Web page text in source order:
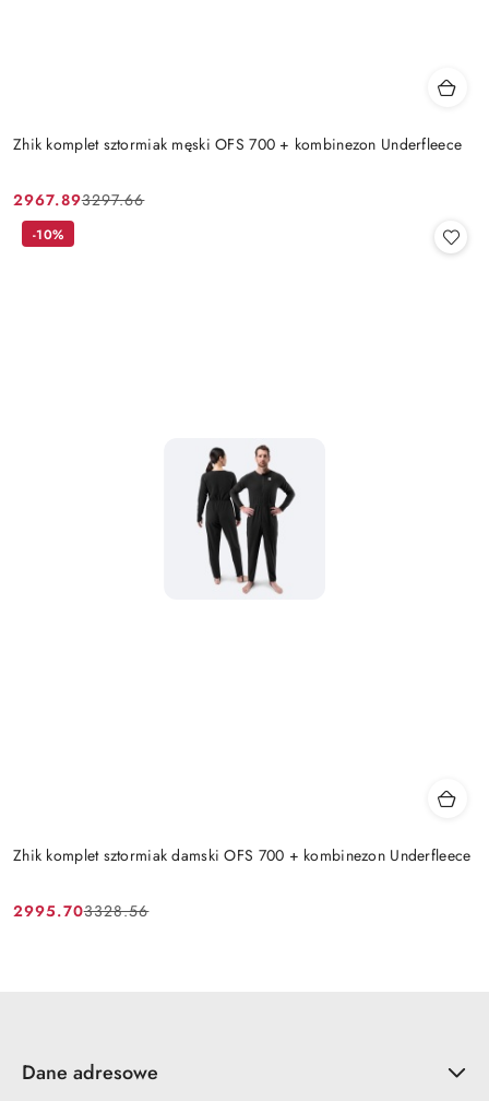
Zhik komplet sztormiak męski OFS 700 + kombinezon Underfleece
Cena
promocyjna:
2967.89
Cena
przed
3297.66
Zhik komplet sztormiak damski OFS 700 + kombinezon Underfleece
Cena
2995.70
Cena
3328.56
-10%
Dane adresowe